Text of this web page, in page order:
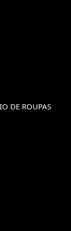
DE ROUPAS